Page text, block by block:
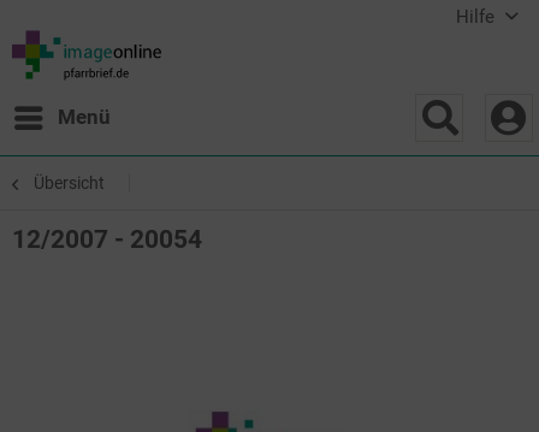
Hilfe
Menü
Übersicht
12/2007 - 20054